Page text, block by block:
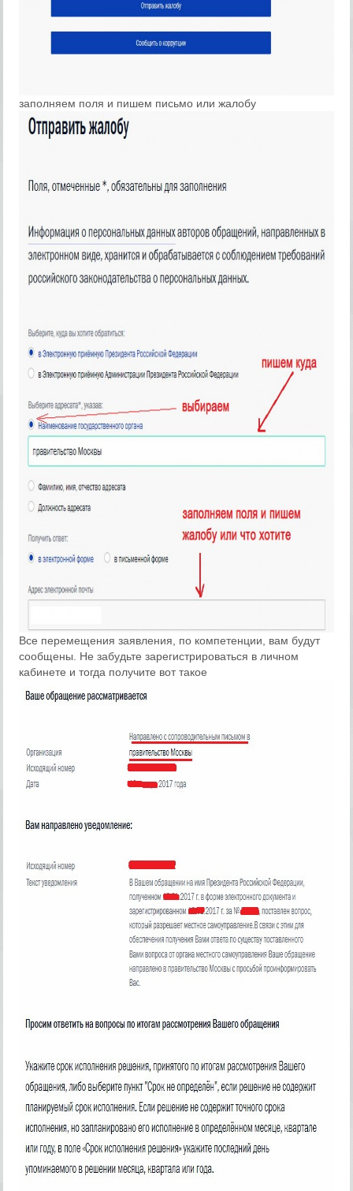
заполняем поля и пишем письмо или жалобу
Все перемещения заявления, по компетенции, вам будут
сообщены. Не забудьте зарегистрироваться в личном
кабинете и тогда получите вот такое